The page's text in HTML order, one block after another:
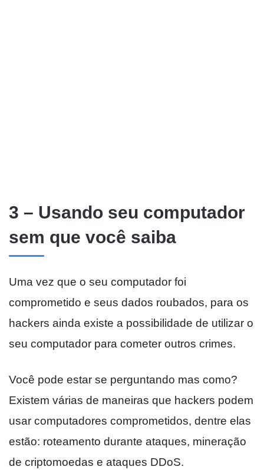
3 – Usando seu computador
sem que você saiba
Uma vez que o seu computador foi
comprometido e seus dados roubados, para os
hackers ainda existe a possibilidade de utilizar o
seu computador para cometer outros crimes.
Você pode estar se perguntando mas como?
Existem várias de maneiras que hackers podem
usar computadores comprometidos, dentre elas
estão: roteamento durante ataques, mineração
de criptomoedas e ataques DDoS.